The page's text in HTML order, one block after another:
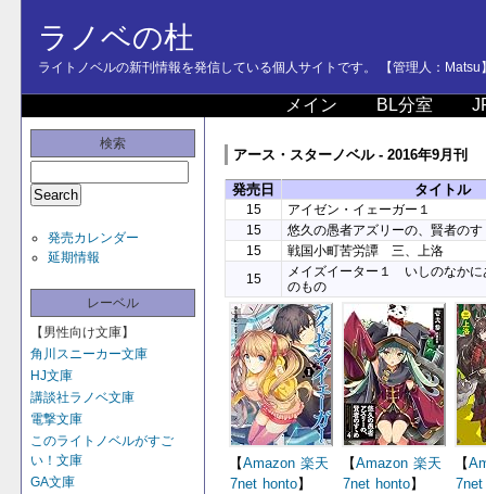
ラノベの杜
ライトノベルの新刊情報を発信している個人サイトです。 【管理人：Matsu
メイン BL分室
検索
発売カレンダー
延期情報
レーベル
【男性向け文庫】
角川スニーカー文庫
HJ文庫
講談社ラノベ文庫
電撃文庫
このライトノベルがすご
い！文庫
GA文庫
アース・スターノベル - 2016年9月刊
発売日 タイトル
15
アイゼン・イェーガー１
15
悠久の愚者アズリーの、賢者のす
15
戦国小町苦労譚 三、上洛
15
メイズイーター１ いしのなかに
のもの
【Amazon 楽天
7net honto】
【Amazon 楽天
7net honto】
【
7net